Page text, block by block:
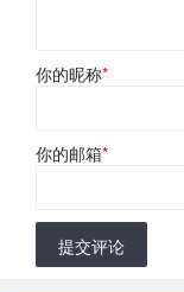
你的昵称*
你的邮箱*
提交评论